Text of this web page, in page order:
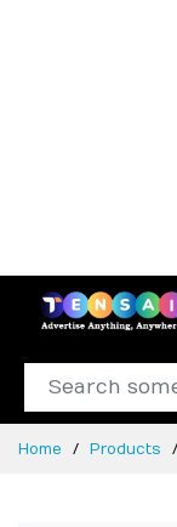
Home Products